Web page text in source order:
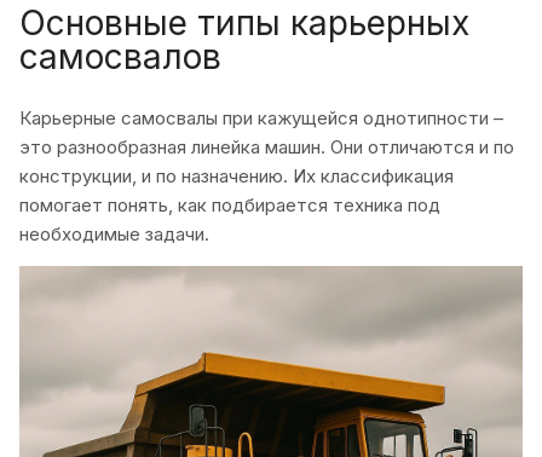
Основные типы карьерных
самосвалов
Карьерные самосвалы при кажущейся однотипности –
это разнообразная линейка машин. Они отличаются и по
конструкции, и по назначению. Их классификация
помогает понять, как подбирается техника под
необходимые задачи.